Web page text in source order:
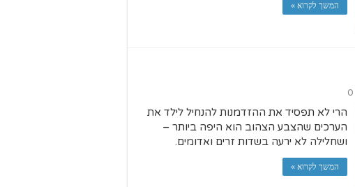
המשך לקרוא »
0
הרי לא תפסיד את ההזדמנות להנחיל לילד את
הערכים שהצבע הצהוב הוא היפה ביותר –
ושחלילה לא ירעה בשדות זרים ואדומים.
המשך לקרוא »